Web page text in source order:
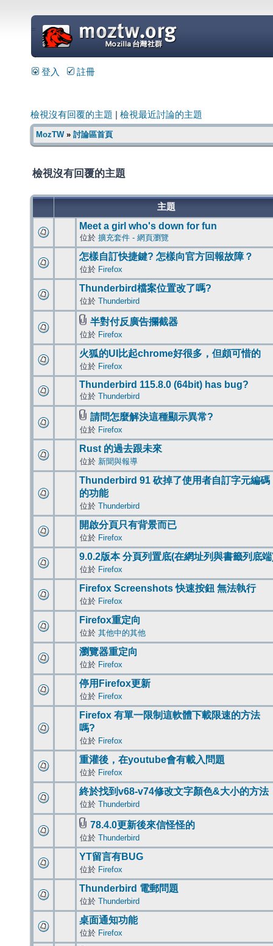
=
登入 註冊
檢視沒有回覆的主題 檢視最近討論的主題
MozTW» 討論區首頁
檢視沒有回覆的主題
主題
Meet a girl who's down for fun
位於 擴充套件 - 網頁瀏覽
怎樣自訂快捷鍵? 怎樣向官方回報故障？
位於 Firefox
Thunderbird檔案位置改了嗎?
位於 Thunderbird
半對付反廣告攔截器
位於 Firefox
火狐的UI比起chrome好很多，但頗可惜的
位於 Firefox
Thunderbird 115.8.0 (64bit) has bug?
位於 Thunderbird
請問怎麼解決這種顯示異常?
位於 Firefox
Rust 的過去跟未來
位於 新聞與報導
Thunderbird 91 砍掉了使用者自訂字元編碼
的功能
位於 Thunderbird
開啟分頁只有背景而已
位於 Firefox
9.0.2版本 分頁列置底(在網址列與書籤列底
位於 Firefox
Firefox Screenshots 快速按鈕 無法執行
位於 Firefox
Firefox重定向
位於 其他中的其他
瀏覽器重定向
位於 Firefox
停用Firefox更新
位於 Firefox
Firefox 有單一限制這軟體下載限速的方法
嗎?
位於 Firefox
重灌後，在youtube會有載入問題
位於 Firefox
終於找到v68-v74修改文字顏色&大小的方法
位於 Thunderbird
78.4.0更新後來信怪怪的
位於 Thunderbird
YT留言有BUG
位於 Firefox
Thunderbird 電郵問題
位於 Thunderbird
桌面通知功能
位於 Firefox